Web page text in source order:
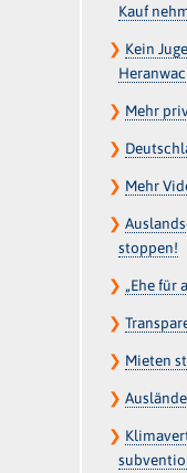
Kauf
❯ Kein
❯ Mehr
❯
❯ Mehr
❯
stoppen!
❯ „Ehe für
❯
❯ Mieten
❯
❯